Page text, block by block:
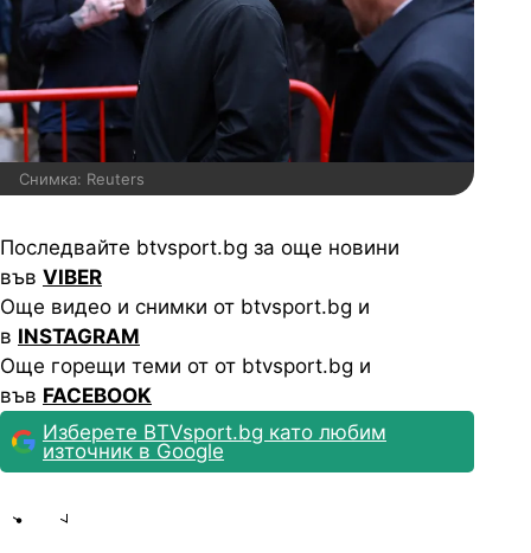
Снимка: Reuters
Последвайте btvsport.bg за още новини
във VIBER
Още видео и снимки от btvsport.bg и
в INSTAGRAM
Още горещи теми от от btvsport.bg и
във FACEBOOK
Изберете BTVsport.bg като любим
източник в Google